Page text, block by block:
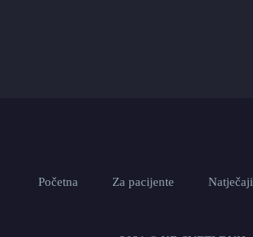
Početna Za pacijente Natječaji